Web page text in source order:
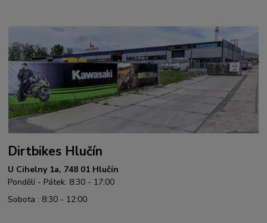
Dirtbikes Hlučín
U Cihelny 1a, 748 01 Hlučín
Pondělí - Pátek: 8:30 - 17:00
Sobota : 8:30 - 12:00